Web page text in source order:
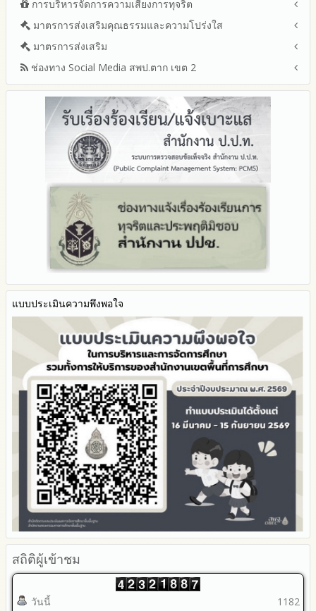
เขตพื้นที่การศึกษา ประจำปีงบประมาณ พ.ศ. 2568
รายงานผลการบริหารและพัฒนาทรัพยากรบุคคลประจำ
ปีงบประมาณ
ประมวลจริยธรรมและการขับเคลื่อนจริยธรรม
แนวปฏิบัติการจัดการเรื่องร้องเรียนการทุจริตและประพฤติมิชอบ
ช่องทางแจ้งเรื่องร้องเรียนการทุจริตและประพฤติมิชอบ
ข้อมูลสถิติเรื่องร้องเรียนการทุจริตและประพฤติมิชอบ ประจำ
ปีงบประมาณ
การเปิดโอกาสให้มีส่วนร่วมในการดำเนินงานปีงบประมาณ
การบริหารจัดการความเสี่ยงการทุจริต
การขับเคลื่อนนโยบาย No Gift Policy จากการปฏิบัติหน้าที่และ
การเสริมสร้างรู้เกี่ยวกับหลักเกณฑ์การรับทรัพย์สินหรือประโยชน์อื่น
ใดโดยธรรมจรรยาของเจ้าพนักงานของรัฐ
การประเมินความเสี่ยงการทุจริต ในสำนักงานเขตพื้นที่การศึกษา
ประจำปีงบประมาณ
รายงานผลการดำเนินการตามแผนบริหารจัดการความเสี่ยงการ
ทุจริตของสำนักงานเขตพื้นที่การศึกษา ประจำงบประมาณ
มาตรการส่งเสริมคุณธรรมและความโปร่งใส
แผนปฏิบัติการป้องกันการทุจริตประจำปีงบประมาณ
2569
2568
2567
2566
2565
รายงานผลการดำเนินการป้องกันการทุจริตประจำปี
2568
2565
2564
2563
รายงานการกำกับติดตาม
มาตรการส่งเสริมคุณธรรมและความโปร่งใสภายใน สพท.
การนำผลการประเมิน ITA ไปสู่การพัฒนาองค์กร
รายงานผลการดำเนินการเพื่อส่งเสริมคุณธรรมและความโปร่งใส
ภายใน สพท. ประจำปีงบประมาณ
มาตรการส่งเสริม
มาตรการเผยแพร่ข้อมูลต่อสาธารณะ
มาตรการส่งเสริมความโปร่งใสในการจัดซื้อจัดจ้าง
มาตราการจัดการเรื่องร้องเรียนการทุจริต
มาตรการป้องกันการรับสินบน
มาตรการป้องกันการขัดกันระหว่างผลประโยชน์ส่วนตนกับส่วนรวม
มาตรการตรวจสอบการใช้ดุลพินิจ
มาตราการให้ผู้มีส่วนได้ส่วนเสียมีส่วนร่วม
ช่องทาง Social Media สพป.ตาก เขต 2
Q&A / ชมเชย / เสนอแนะ
Facebook เพจ สพป.ตาก 2
Youtube ช่อง สพป.ตาก เขต 2
Youtube เรื่องเล่าข่าวตาก 2
แบบประเมินความพึงพอใจ
สถิติผู้เข้าชม
วันนี้
1182